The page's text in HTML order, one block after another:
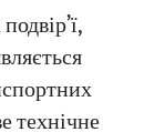
технічне